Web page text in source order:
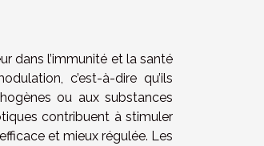
dans l’immunité et la santé
c’est-à-dire qu’ils
ou aux substances
contribuent à stimuler
et mieux régulée. Les